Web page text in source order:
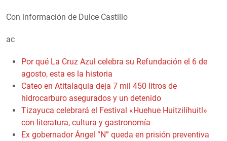
Con información de Dulce Castillo
ac
Por qué La Cruz Azul celebra su Refundación el 6 de
agosto, esta es la historia
Cateo en Atitalaquia deja 7 mil 450 litros de
hidrocarburo asegurados y un detenido
Tizayuca celebrará el Festival «Huehue Huitzilíhuitl»
con literatura, cultura y gastronomía
Ex gobernador Ángel “N” queda en prisión preventiva